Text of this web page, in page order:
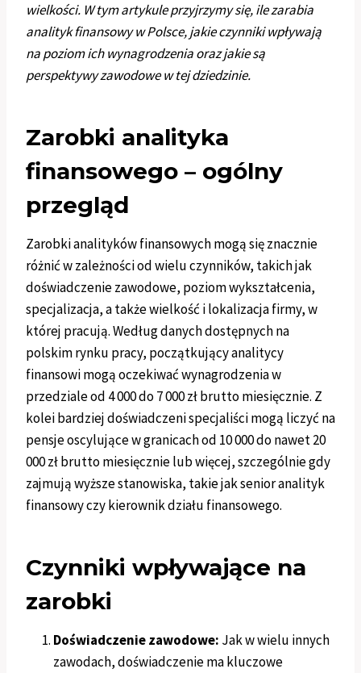
wielkości. W tym artykule przyjrzymy się, ile zarabia
analityk finansowy w Polsce, jakie czynniki wpływają
na poziom ich wynagrodzenia oraz jakie są
perspektywy zawodowe w tej dziedzinie.
Zarobki analityka
finansowego – ogólny
przegląd
Zarobki analityków finansowych mogą się znacznie
różnić w zależności od wielu czynników, takich jak
doświadczenie zawodowe, poziom wykształcenia,
specjalizacja, a także wielkość i lokalizacja firmy, w
której pracują. Według danych dostępnych na
polskim rynku pracy, początkujący analitycy
finansowi mogą oczekiwać wynagrodzenia w
przedziale od 4 000 do 7 000 zł brutto miesięcznie. Z
kolei bardziej doświadczeni specjaliści mogą liczyć na
pensje oscylujące w granicach od 10 000 do nawet 20
000 zł brutto miesięcznie lub więcej, szczególnie gdy
zajmują wyższe stanowiska, takie jak senior analityk
finansowy czy kierownik działu finansowego.
Czynniki wpływające na
zarobki
Doświadczenie zawodowe: Jak w wielu innych
zawodach, doświadczenie ma kluczowe